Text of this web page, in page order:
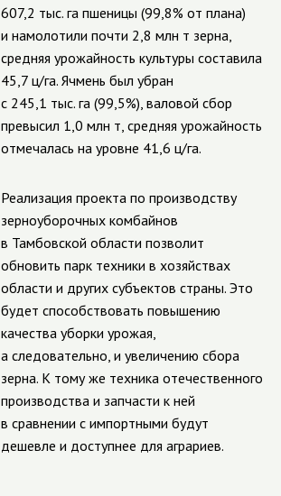
607,2 тыс. га пшеницы (99,8% от плана)
и намолотили почти 2,8 млн т зерна,
средняя урожайность культуры составила
45,7 ц/га. Ячмень был убран
с 245,1 тыс. га (99,5%), валовой сбор
превысил 1,0 млн т, средняя урожайность
отмечалась на уровне 41,6 ц/га.
Реализация проекта по производству
зерноуборочных комбайнов
в Тамбовской области позволит
обновить парк техники в хозяйствах
области и других субъектов страны. Это
будет способствовать повышению
качества уборки урожая,
а следовательно, и увеличению сбора
зерна. К тому же техника отечественного
производства и запчасти к ней
в сравнении с импортными будут
дешевле и доступнее для аграриев.